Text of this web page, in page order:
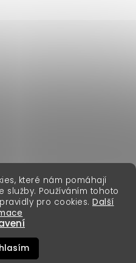
které nám pomáhají
služby. Používáním tohoto
pro cookies. Další
. Všechna práva vyhrazena.